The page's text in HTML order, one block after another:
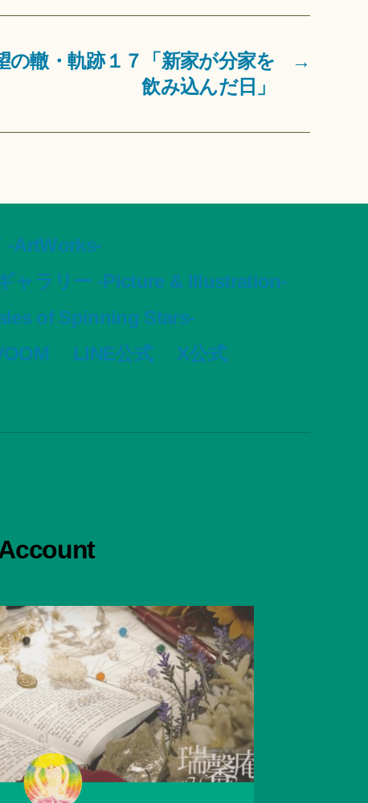
→
の轍・軌跡１７「新家が分家を
飲み込んだ日」
-ArtWorks-
ャラリー -Picture & Illustration-
of Spinning Stars-
LINE公式
X公式